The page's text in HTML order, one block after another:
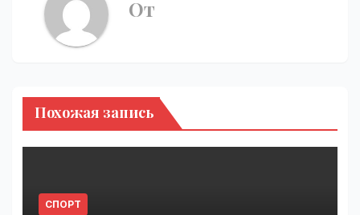
От
Похожая запись
СПОРТ